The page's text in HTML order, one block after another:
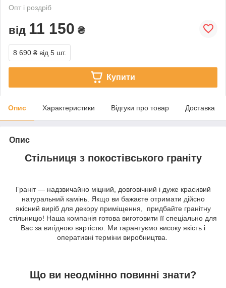
Опт і роздріб
від 11 150 ₴
8 690 ₴ від 5 шт.
Купити
Опис Характеристики Відгуки про товар Доставка
Опис
Стільниця з покостівського граніту
Граніт — надзвичайно міцний, довговічний і дуже красивий
натуральний камінь. Якщо ви бажаєте отримати дійсно
якісний виріб для декору приміщення, придбайте гранітну
стільницю! Наша компанія готова виготовити її спеціально для
Вас за вигідною вартістю. Ми гарантуємо високу якість і
оперативні терміни виробництва.
Що ви неодмінно повинні знати?